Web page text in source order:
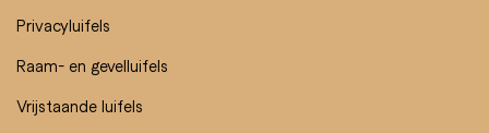
Privacyluifels
Raam- en gevelluifels
Vrijstaande luifels